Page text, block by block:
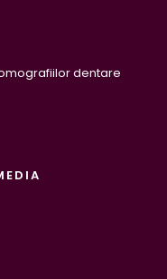
dentare